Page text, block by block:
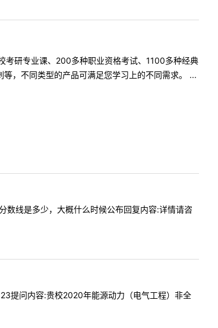
考研专业课、200多种职业资格考试、1100多种经典
，不同类型的产品可满足您学习上的不同需求。 ...
线是多少，大概什么时候公布回复内容:详情请咨
提问内容:贵校2020年能源动力（电气工程）非全